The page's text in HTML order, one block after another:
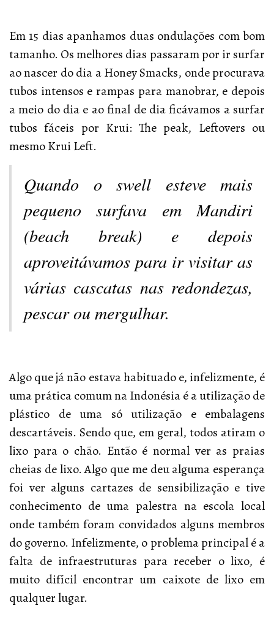
Em 15 dias apanhamos duas ondulações com bom
tamanho. Os melhores dias passaram por ir surfar
ao nascer do dia a Honey Smacks, onde procurava
tubos intensos e rampas para manobrar, e depois
a meio do dia e ao final de dia ficávamos a surfar
tubos fáceis por Krui: The peak, Leftovers ou
mesmo Krui Left.
Quando o swell esteve mais
pequeno surfava em Mandiri
(beach break) e depois
aproveitávamos para ir visitar as
várias cascatas nas redondezas,
pescar ou mergulhar.
Algo que já não estava habituado e, infelizmente, é
uma prática comum na Indonésia é a utilização de
plástico de uma só utilização e embalagens
descartáveis. Sendo que, em geral, todos atiram o
lixo para o chão. Então é normal ver as praias
cheias de lixo. Algo que me deu alguma esperança
foi ver alguns cartazes de sensibilização e tive
conhecimento de uma palestra na escola local
onde também foram convidados alguns membros
do governo. Infelizmente, o problema principal é a
falta de infraestruturas para receber o lixo, é
muito difícil encontrar um caixote de lixo em
qualquer lugar.